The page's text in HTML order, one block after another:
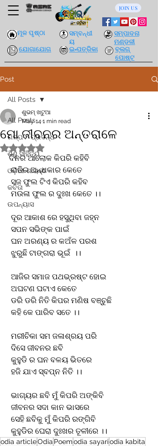
JOIN US
ମୂଳ ପୃଷ୍ଠା
ସମ୍ବନ୍ଧୀ
ୟ
ଯୋଗାଯୋଗ
ସମ୍ପାଦନା
ମଣ୍ଡଳୀ
ଇ-ପତ୍ରିକା
ବ୍ଲଗ୍
ପୋଷ୍ଟ
Post
All Posts
ଗଳ୍ପ / ପ୍ରବନ୍ଧ
ଶିଶୁ ସାହିତ୍ୟ
ଓଡ଼ିଆ ଶାୟରୀ
କବିତା
ଉପନ୍ୟାସ
All Posts
ମୋ ଜୀବନର ଅନ୍ତରାଳେ
ଶୁଭମ୍ ଖଟୁଆ
May 14 1 min read
Rated NaN out of 5 stars.
ଦିନର ଆଲୋକ କିପରି କହିବି
‎ ରାତିର ଅନ୍ଧକାର କେତେ
‎ ସଜ ଫୁଲ ଟିଏ କିପରି କହିବ
‎ ମଉଳା ଫୁଲ ର ଦୁଃଖ କେତେ ।।
‎ ଦୂର ଆକାଶ ରେ ହସୁଥିବା ଜହ୍ନ
‎ ସପନ ସଭିଙ୍କ ପାଇଁ
‎ ଘନ ଅରଣ୍ୟ ର କଅଁଳ ପରଶ
‎ ଝୁରୁଛି ଟାଙ୍ଗରା ଭୂଇଁ  ।।
‎ ଆଜିର ସମାଜ ପଥଭ୍ରଷ୍ଟ ହୋଇ
‎ ଅଘଟଣ ଘଟାଏ କେତେ
‎ ଡରି ଡରି ନିତି କିପର ମଣିଷ ବଞ୍ଚୁଛି
‎ କହି କେ ପାରିବ ସତେ ।।
‎ ମରୀଚିକା ସମ ଜଳାଶ୍ରୟ ପରି
‎ ଦିସେ ଜୀବନର ଛବି
‎ କୁହୁଡି ର ଘନ ବଳୟ ଭିତରେ
‎ ହଜି ଯାଏ ସ୍ବପ୍ନ ନିତି ।।
‎ ଭାଗ୍ୟର ଛବି ମୁଁ କିପରି ଅଙ୍କିବି
‎ ଜୀବନର ସଦା କାନ ଭାସରେ
‎ ସେହି ଛବିକୁ ମୁଁ କିପରି ରଙ୍ଗିବି
‎ କୁହୁଡିର ଘେରା ଦୁଃଖର ତୂଳୀରେ ।।
odia articleOdia Poemodia sayariodia kabita